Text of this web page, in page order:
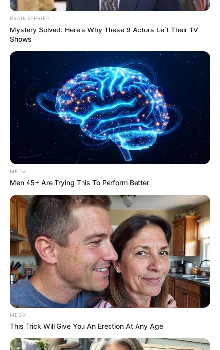
เมษ พฤษภ
กรกฏ สิงห์ กันย์
ตุลย์ พิจิก ธนู
วิเคราะห์เบอร์มือถือ กับหมอเค้ก
คำทำนาย |
แนะนำเบอร์มือถือ จากหมอเค้ก
BRAINBERRIES
Mystery Solved: Here's Why These 9 Actors Left Their TV
Shows
MEDVI
Men 45+ Are Trying This To Perform Better
MEDVI
This Trick Will Give You An Erection At Any Age